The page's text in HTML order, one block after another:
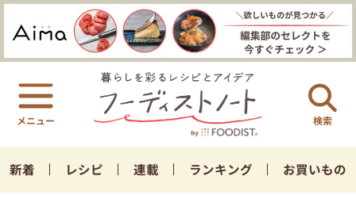
検索
新着 レシピ 連載 ランキング お買いもの